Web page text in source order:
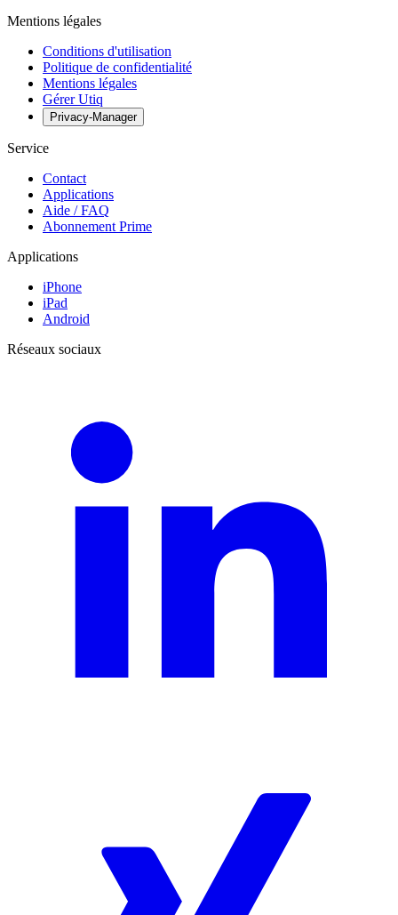
Mentions légales
Conditions d'utilisation
Politique de confidentialité
Mentions légales
Gérer Utiq
Privacy-Manager
Service
Contact
Applications
Aide / FAQ
Abonnement Prime
Applications
iPhone
iPad
Android
Réseaux sociaux